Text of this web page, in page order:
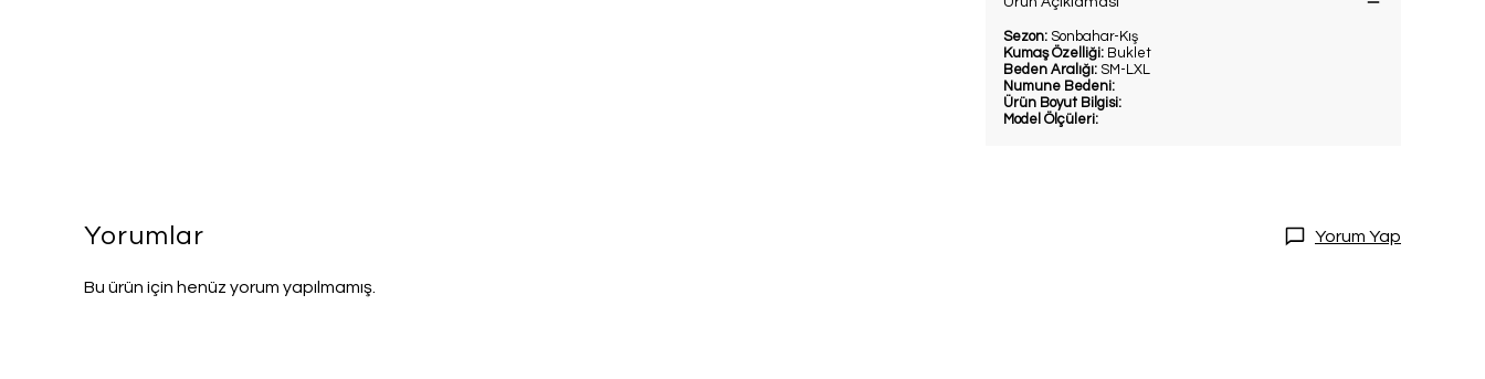
Sezon: Sonbahar-Kış
Kumaş Özelliği: Buklet
Beden Aralığı: SM-LXL
Numune Bedeni:
Ürün Boyut Bilgisi:
Model Ölçüleri:
Yorumlar Yorum Yap
Bu ürün için henüz yorum yapılmamış.